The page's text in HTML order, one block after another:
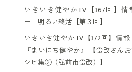
いきいき健やかTV【367回】情
ー 明るい終活【第３回】
いきいき健やかTV【372回】情
『まいにち健やか』 【食改さん
シピ集②（弘前市食改）】